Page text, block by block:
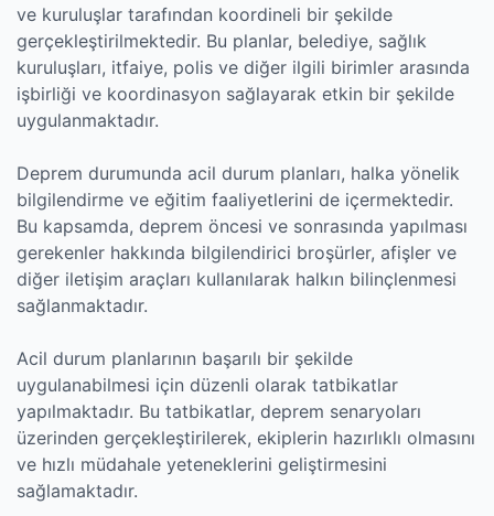
ve kuruluşlar tarafından koordineli bir şekilde
gerçekleştirilmektedir. Bu planlar, belediye, sağlık
kuruluşları, itfaiye, polis ve diğer ilgili birimler arasında
işbirliği ve koordinasyon sağlayarak etkin bir şekilde
uygulanmaktadır.
Deprem durumunda acil durum planları, halka yönelik
bilgilendirme ve eğitim faaliyetlerini de içermektedir.
Bu kapsamda, deprem öncesi ve sonrasında yapılması
gerekenler hakkında bilgilendirici broşürler, afişler ve
diğer iletişim araçları kullanılarak halkın bilinçlenmesi
sağlanmaktadır.
Acil durum planlarının başarılı bir şekilde
uygulanabilmesi için düzenli olarak tatbikatlar
yapılmaktadır. Bu tatbikatlar, deprem senaryoları
üzerinden gerçekleştirilerek, ekiplerin hazırlıklı olmasını
ve hızlı müdahale yeteneklerini geliştirmesini
sağlamaktadır.